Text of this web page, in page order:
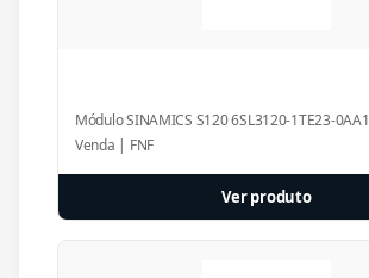
Módulo SINAMICS S120 6SL3120-1TE23-
Venda | FNF
Ver produto